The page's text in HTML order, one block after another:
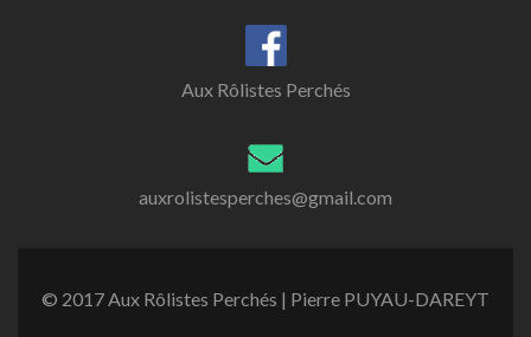
Aux Rôlistes Perchés
auxrolistesperches@gmail.com
© 2017 Aux Rôlistes Perchés | Pierre PUYAU-DAREYT